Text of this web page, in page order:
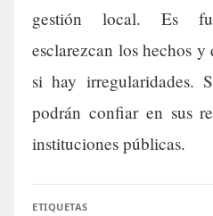
gestión local. Es
esclarezcan los hechos
si hay irregularidades.
podrán confiar en sus
instituciones públicas.
ETIQUETAS